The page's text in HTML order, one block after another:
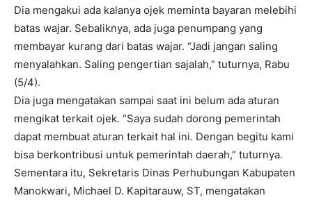
Dia mengakui ada kalanya ojek meminta bayaran melebihi
batas wajar. Sebaliknya, ada juga penumpang yang
membayar kurang dari batas wajar. “Jadi jangan saling
menyalahkan. Saling pengertian sajalah,” tuturnya, Rabu
(5/4).
Dia juga mengatakan sampai saat ini belum ada aturan
mengikat terkait ojek. “Saya sudah dorong pemerintah
dapat membuat aturan terkait hal ini. Dengan begitu kami
bisa berkontribusi untuk pemerintah daerah,” tuturnya.
Sementara itu, Sekretaris Dinas Perhubungan Kabupaten
Manokwari, Michael D. Kapitarauw, ST, mengatakan